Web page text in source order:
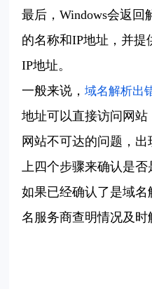
最后，Windows会返回
的名称和IP地址，并提
IP地址。
一般来说，域名解析出
地址可以直接访问网
网站不可达的问题，
上四个步骤来确认是否
如果已经确认了是域
名服务商查明情况及时